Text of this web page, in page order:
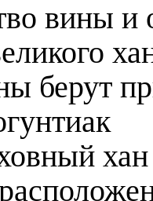
вины и
берут
хан